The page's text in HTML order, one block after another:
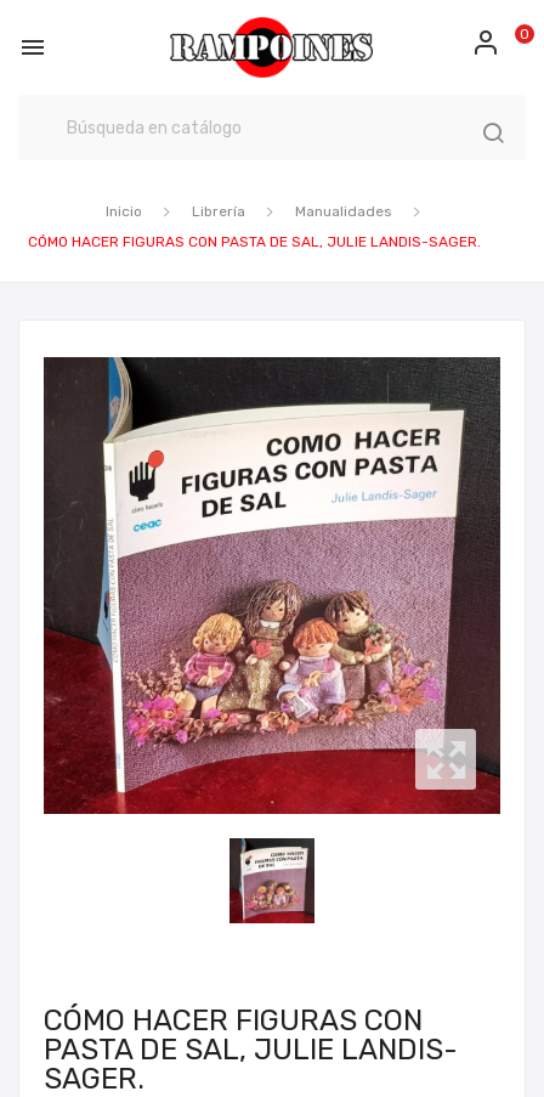
 0
Inicio Librería
Manualidades
CÓMO HACER FIGURAS CON PASTA DE SAL, JULIE LANDIS-SAGER.
CÓMO HACER FIGURAS CON
PASTA DE SAL, JULIE LANDIS-
SAGER.